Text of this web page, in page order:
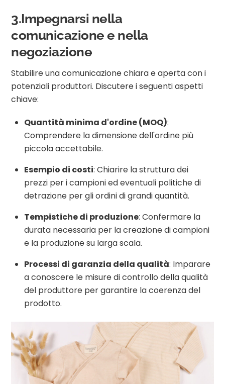
3.Impegnarsi nella
comunicazione e nella
negoziazione
Stabilire una comunicazione chiara e aperta con i
potenziali produttori. Discutere i seguenti aspetti
chiave:
Quantità minima d'ordine (MOQ):
Comprendere la dimensione dell'ordine più
piccola accettabile.
Esempio di costi: Chiarire la struttura dei
prezzi per i campioni ed eventuali politiche di
detrazione per gli ordini di grandi quantità.
Tempistiche di produzione: Confermare la
durata necessaria per la creazione di campioni
e la produzione su larga scala.
Processi di garanzia della qualità: Imparare
a conoscere le misure di controllo della qualità
del produttore per garantire la coerenza del
prodotto.